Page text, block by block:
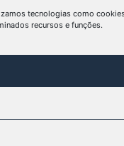
tecnologias como
recursos e funções.